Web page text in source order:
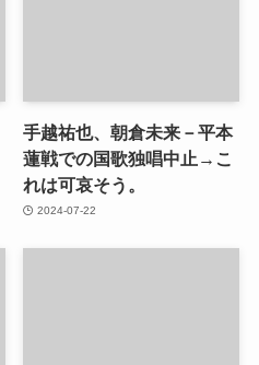
手越祐也、朝倉未来－平本
蓮戦での国歌独唱中止→こ
れは可哀そう。
2024-07-22